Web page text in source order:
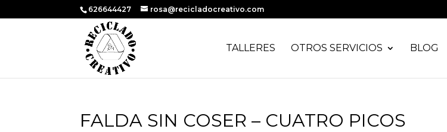
626644427 rosa@recicladocreativo.com
TALLERES OTROS SERVICIOS BLOG
FALDA SIN COSER – CUATRO PICOS